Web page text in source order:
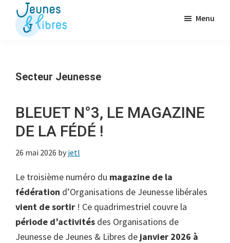
Passer
contenu
des
libérales
Menu
Secteur Jeunesse
BLEUET N°3, LE MAGAZINE
DE LA FÉDÉ !
26 mai 2026 by jetl
Le troisième numéro du magazine de la
fédération d’Organisations de Jeunesse libérales
vient de sortir ! Ce quadrimestriel couvre la
période d’activités des Organisations de
Jeunesse de Jeunes & Libres de janvier 2026 à